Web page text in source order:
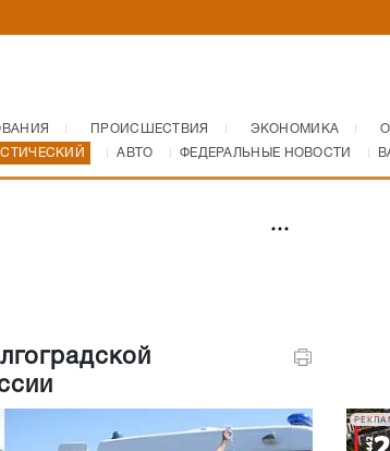
ПРОИСШЕСТВИЯ ЭКОНОМИКА
АВТО ФЕДЕРАЛЬНЫЕ НОВОСТИ